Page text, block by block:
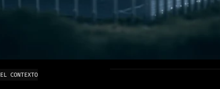
EL CONTEXTO